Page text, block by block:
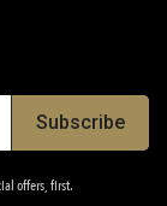
Subscribe
offers, first.